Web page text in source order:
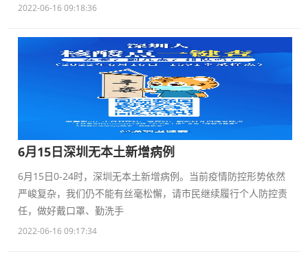
2022-06-16 09:18:36
6月15日深圳无本土新增病例
6月15日0-24时，深圳无本土新增病例。当前疫情防控形势依然
严峻复杂，我们仍不能有丝毫松懈，请市民继续履行个人防控责
任，做好戴口罩、勤洗手
2022-06-16 09:17:34